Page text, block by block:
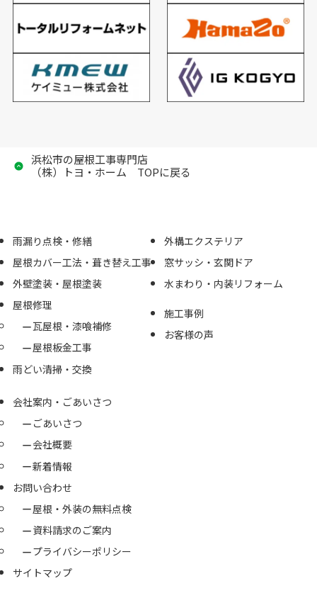
浜松市の屋根工事専門店
（株）トヨ・ホーム TOPに戻る
雨漏り点検・修繕
屋根カバー工法・葺き替え工事
外壁塗装・屋根塗装
屋根修理
瓦屋根・漆喰補修
屋根板金工事
雨どい清掃・交換
外構エクステリア
窓サッシ・玄関ドア
水まわり・内装リフォーム
施工事例
お客様の声
会社案内・ごあいさつ
ごあいさつ
会社概要
新着情報
お問い合わせ
屋根・外装の無料点検
資料請求のご案内
プライバシーポリシー
サイトマップ